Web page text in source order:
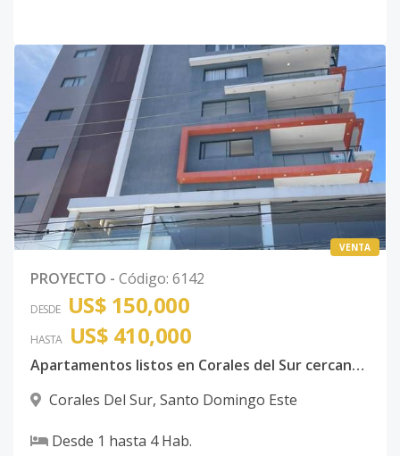
VENTA
PROYECTO - Código: 6142
DESDE US$ 150,000
HASTA US$ 410,000
Apartamentos listos en Corales del Sur cercano al Centro Comercial City Center de 1,2 y 3 Habitaciones con excelentes amenidades Santo Domingo Este
Corales Del Sur, Santo Domingo Este
Desde 1 hasta 4Hab.